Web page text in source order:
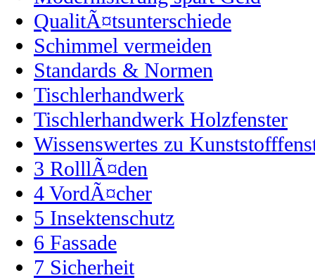
QualitÃ¤tsunterschiede
Schimmel vermeiden
Standards & Normen
Tischlerhandwerk
Tischlerhandwerk Holzfenster
Wissenswertes zu
3 RolllÃ¤den
4 VordÃ¤cher
5 Insektenschutz
6 Fassade
7 Sicherheit